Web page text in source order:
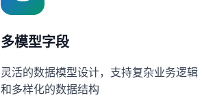
多模型字段
灵活的数据模型设计，支持复杂业务逻辑
和多样化的数据结构